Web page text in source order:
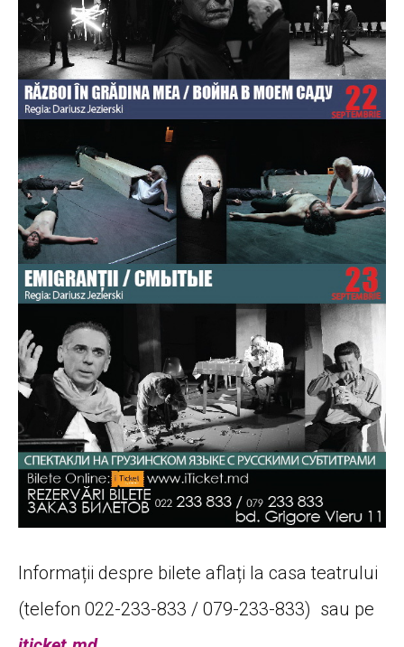
Informații despre bilete aflați la casa teatrului
(telefon 022-233-833 / 079-233-833) sau pe